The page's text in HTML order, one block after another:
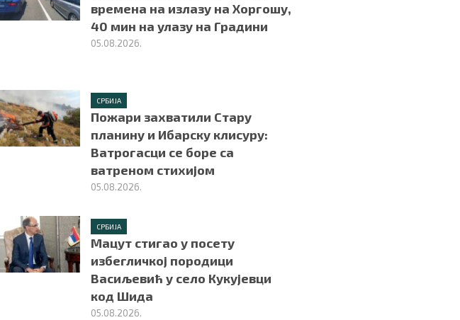
времена на излазу на Хоргошу,
40 мин на улазу на Градини
05.08.2026.
СРБИЈА
Пожари захватили Стару
планину и Ибарску клисуру:
Ватрогасци се боре са
ватреном стихијом
05.08.2026.
СРБИЈА
Мацут стигао у посету
избегличкој породици
Васиљевић у село Кукујевци
код Шида
05.08.2026.